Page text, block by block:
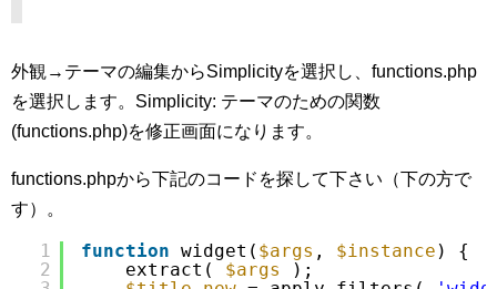
外観→テーマの編集からSimplicityを選択し、functions.php
を選択します。Simplicity: テーマのための関数
(functions.php)を修正画面になります。
functions.phpから下記のコードを探して下さい（下の方で
す）。
1
2
function widget( $args , $instance ) {
extract( $args
);